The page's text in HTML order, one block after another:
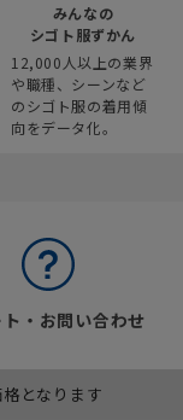
みんなの
シゴト服ずかん
12,000人以上の業界
や職種、シーンなど
のシゴト服の着用傾
向をデータ化。
・お問い合わせ
となります